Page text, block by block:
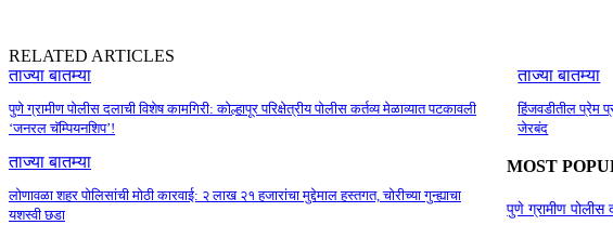
RELATED ARTICLES
ताज्या बातम्या
पुणे ग्रामीण पोलीस दलाची विशेष कामगिरी: कोल्हापूर परिक्षेत्रीय पोलीस कर्तव्य मेळाव्यात पटकावली
‘जनरल चॅम्पियनशिप’!
ताज्या बातम्या
हिंजवडीतील प्रेम
जेरबंद
ताज्या बातम्या
लोणावळा शहर पोलिसांची मोठी कारवाई: २ लाख २१ हजारांचा मुद्देमाल हस्तगत, चोरीच्या गुन्ह्याचा
यशस्वी छडा
MOST
पुणे ग्रामीण पोलीस